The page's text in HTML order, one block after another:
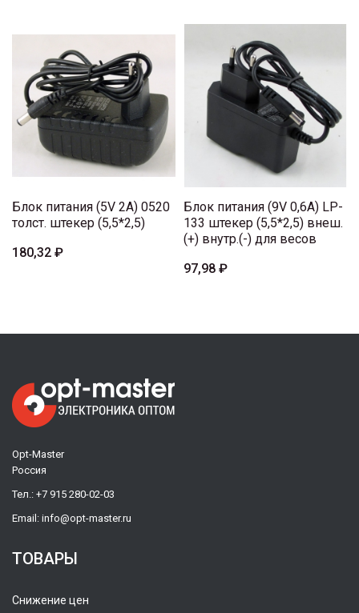
Блок питания (5V 2A) 0520
толст. штекер (5,5*2,5)
180,32 ₽
Блок питания (9V 0,6A) LP-
133 штекер (5,5*2,5) внеш.
(+) внутр.(-) для весов
97,98 ₽
Opt-Master
Россия
Тел.: +7 915 280-02-03
Email: info@opt-master.ru
ТОВАРЫ
Снижение цен